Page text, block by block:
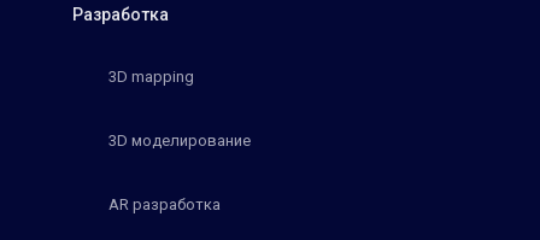
Разработка
3D mapping
3D моделирование
AR разработка